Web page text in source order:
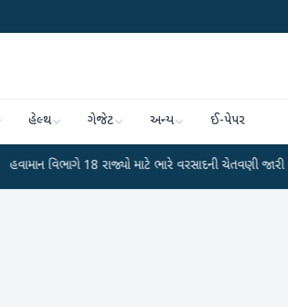
હેલ્થ ગેજેટ અન્ય ઈ-પેપર
18 રાજ્યો માટે ભારે વરસાદની ચેતવણી જારી કરી ●